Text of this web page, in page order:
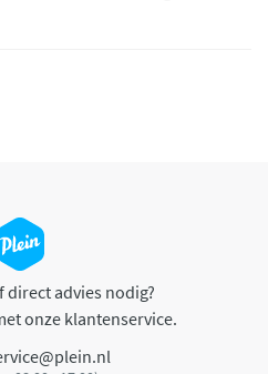
direct advies nodig?
onze klantenservice.